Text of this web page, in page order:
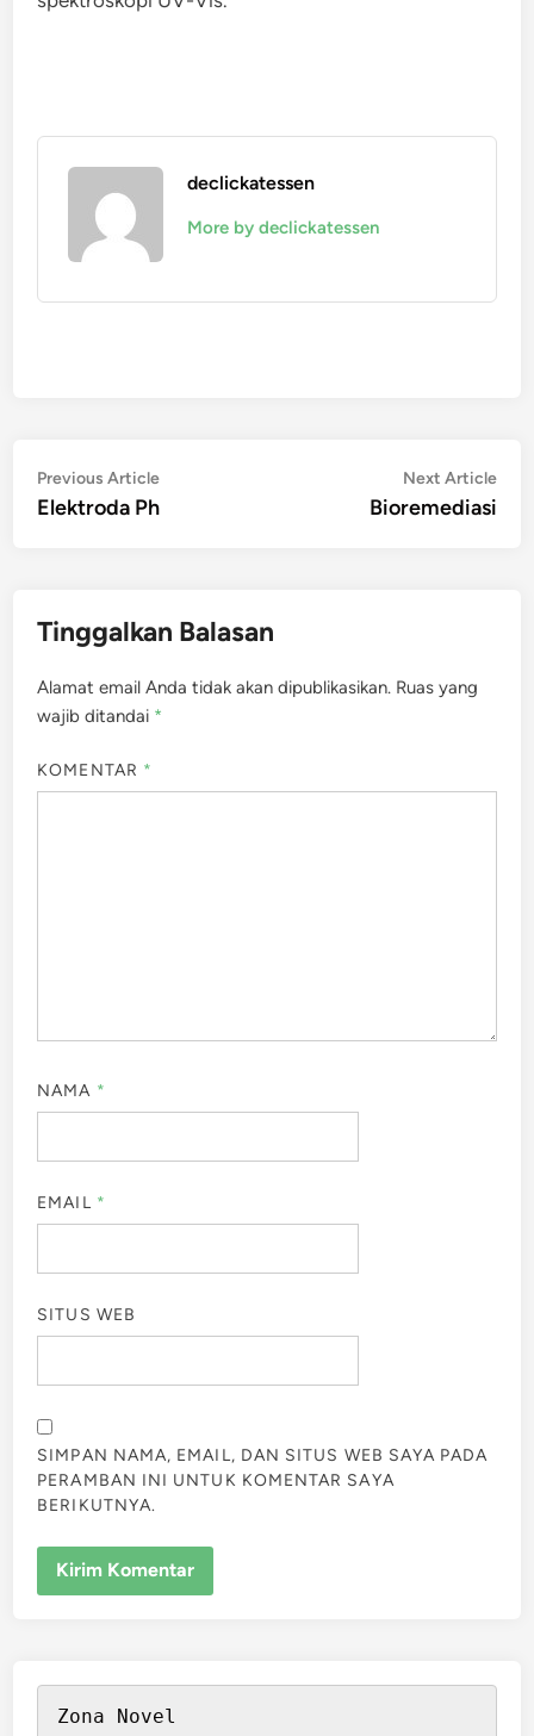
declickatessen
More by declickatessen
Navigasi
pos
Previous ArticlePrevious
article:
Elektroda Ph
Next Article
Bioremediasi
Tinggalkan Balasan
Alamat email Anda tidak akan dipublikasikan. Ruas yang
wajib ditandai *
KOMENTAR *
NAMA *
EMAIL *
SITUS WEB
SIMPAN NAMA, EMAIL, DAN SITUS WEB SAYA PADA
PERAMBAN INI UNTUK KOMENTAR SAYA
BERIKUTNYA.
Zona Novel